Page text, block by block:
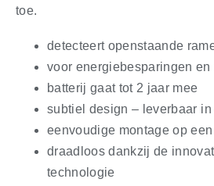
toe.
detecteert openstaande
voor energiebesparingen
batterij gaat tot 2 jaar mee
subtiel design – leverbaar
eenvoudige montage op
draadloos dankzij de
technologie